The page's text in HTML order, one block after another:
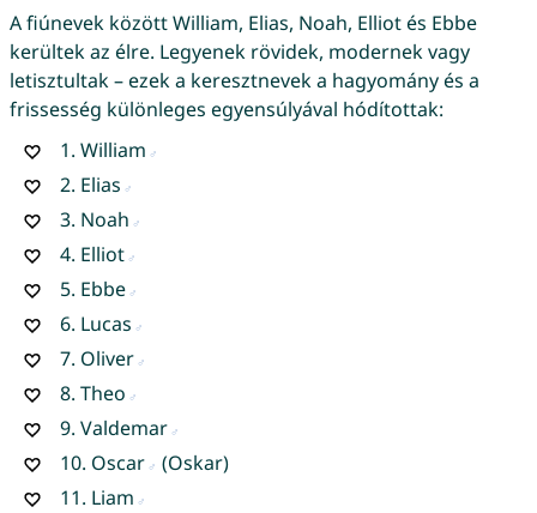
A fiúnevek között William, Elias, Noah, Elliot és Ebbe
kerültek az élre. Legyenek rövidek, modernek vagy
letisztultak – ezek a keresztnevek a hagyomány és a
frissesség különleges egyensúlyával hódítottak:
1. William
2. Elias
3. Noah
4. Elliot
5. Ebbe
6. Lucas
7. Oliver
8. Theo
9. Valdemar
10. Oscar
(Oskar)
11. Liam